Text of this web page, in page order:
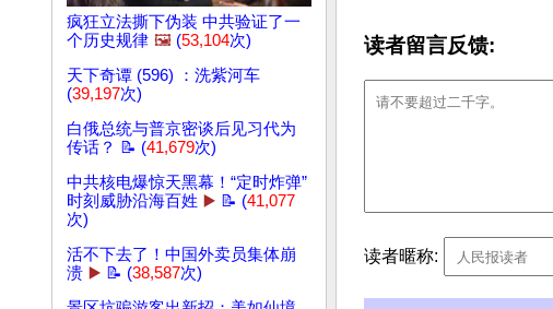
疯狂立法撕下伪装 中共验证了一
个历史规律 🖼️ (53,104次)
天下奇谭 (596) ：洗紫河车
(39,197次)
白俄总统与普京密谈后见习代为
传话？ 📝 (41,679次)
中共核电爆惊天黑幕！“定时炸弹”
时刻威胁沿海百姓 ▶️ 📝 (41,077
次)
活不下去了！中国外卖员集体崩
溃 ▶️ 📝 (38,587次)
读者留言反馈:
读者暱称: